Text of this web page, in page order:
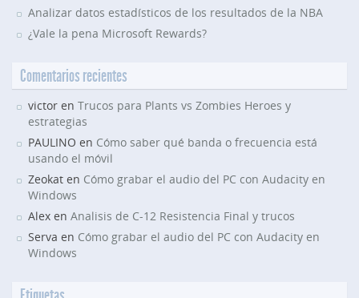
Analizar datos estadísticos de los resultados de la NBA
¿Vale la pena Microsoft Rewards?
Comentarios recientes
victor en Trucos para Plants vs Zombies Heroes y
estrategias
PAULINO en Cómo saber qué banda o frecuencia está
usando el móvil
Zeokat en Cómo grabar el audio del PC con Audacity en
Windows
Alex en Analisis de C-12 Resistencia Final y trucos
Serva en Cómo grabar el audio del PC con Audacity en
Windows